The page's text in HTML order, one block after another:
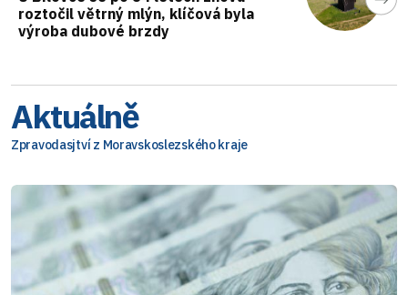
roztočil větrný mlýn, klíčová byla
výroba dubové brzdy
Aktuálně
Zpravodasjtví z Moravskoslezského kraje